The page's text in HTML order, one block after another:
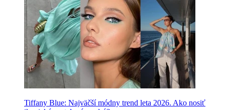
Tiffany Blue: Najväčší módny trend leta 2026. Ako nosiť